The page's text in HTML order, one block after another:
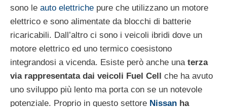
sono le auto elettriche pure che utilizzano un motore
elettrico e sono alimentate da blocchi di batterie
ricaricabili. Dall’altro ci sono i veicoli ibridi dove un
motore elettrico ed uno termico coesistono
integrandosi a vicenda. Esiste però anche una terza
via rappresentata dai veicoli Fuel Cell
che ha avuto
uno sviluppo più lento ma porta con se un notevole
potenziale. Proprio in questo settore Nissan ha